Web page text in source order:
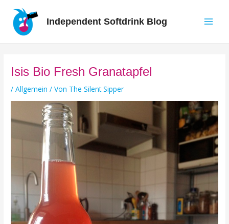
Inhalt
springen
Independent Softdrink Blog
Isis Bio Fresh Granatapfel
/Allgemein / Von The Silent Sipper